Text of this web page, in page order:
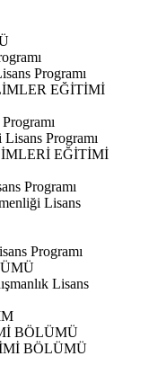
Programı
EĞİTİMİ
Programı
EĞİTİMİ
Programı
Lisans
Programı
Lisans
BÖLÜMÜ
BÖLÜMÜ